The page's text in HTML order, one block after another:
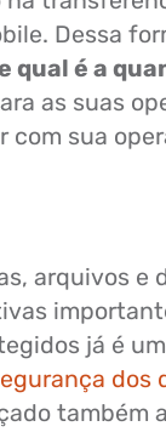
Dessa
qual é a
as suas
com sua
arquivos e
já é
dos
também